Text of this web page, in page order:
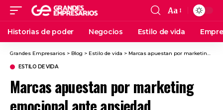
Aa
Historias de poder Negocios Estilo de vida
Grandes Empresarios > Blog > Estilo de vida > Marcas apuestan por marketing emocional ante ansiedad económica
ESTILO DE VIDA
Marcas apuestan por marketing